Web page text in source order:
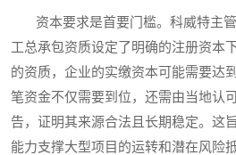
资本要求是首要门槛。科威特主管
工总承包资质设定了明确的注册资本
的资质，企业的实缴资本可能需要达
笔资金不仅需要到位，还需由当地认
告，证明其来源合法且长期稳定。这
能力支撑大型项目的运转和潜在风险抵